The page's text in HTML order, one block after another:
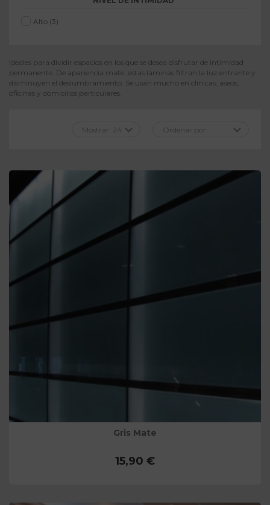
Alto (3)
Ideales para dividir espacios en los que se desea disfrutar de intimidad
permanente. De apariencia mate, estas láminas filtran la luz entrante y
disminuyen el deslumbramiento. Se usan mucho en clínicas, aseos,
oficinas y domicilios particulares.
Gris Mate
15,90 €